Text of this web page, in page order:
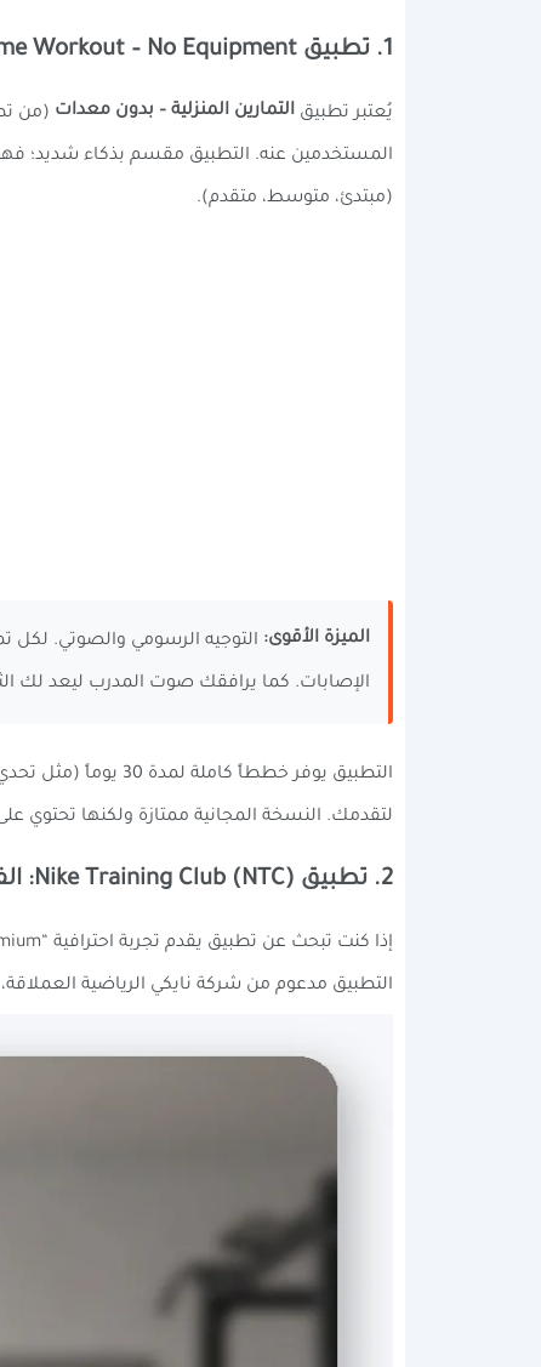
1. تطبيق Home Workout – No Equipment: الأفضل للجميع
يُعتبر تطبيق التمارين المنزلية – بدون معدات
المستخدمين عنه. التطبيق مقسم بذكاء شديد؛
(مبتدئ، متوسط، متقدم).
الميزة الأقوى:
الإصابات. كما يرافقك صوت المدرب ليعد لك
لتقدمك. النسخة المجانية ممتازة ولكنها تحتوي
2. تطبيق Nike Training Club (NTC): الفخامة المجانية
إذا كنت تبحث عن تطبيق يقدم تجربة احترافية “Premium” ومجانية بالكامل 100% (بدون إعلانات وبدون اشتراكات خفية)، فتطبيق
التطبيق مدعوم من شركة نايكي الرياضية